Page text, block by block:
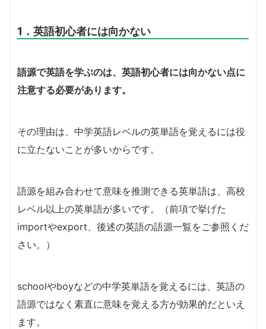
1．英語初心者には向かない
語源で英語を学ぶのは、英語初心者には向かない点に
注意する必要があります。
その理由は、中学英語レベルの英単語を覚えるには役
に立たないことが多いからです。
語源を組み合わせて意味を推測できる英単語は、高校
レベル以上の英単語が多いです。（前項で挙げた
importやexport、後述の英語の語源一覧をご参照くだ
さい。）
schoolやboyなどの中学英単語を覚えるには、英語の
語源ではなく素直に意味を覚える方が効果的だといえ
ます。